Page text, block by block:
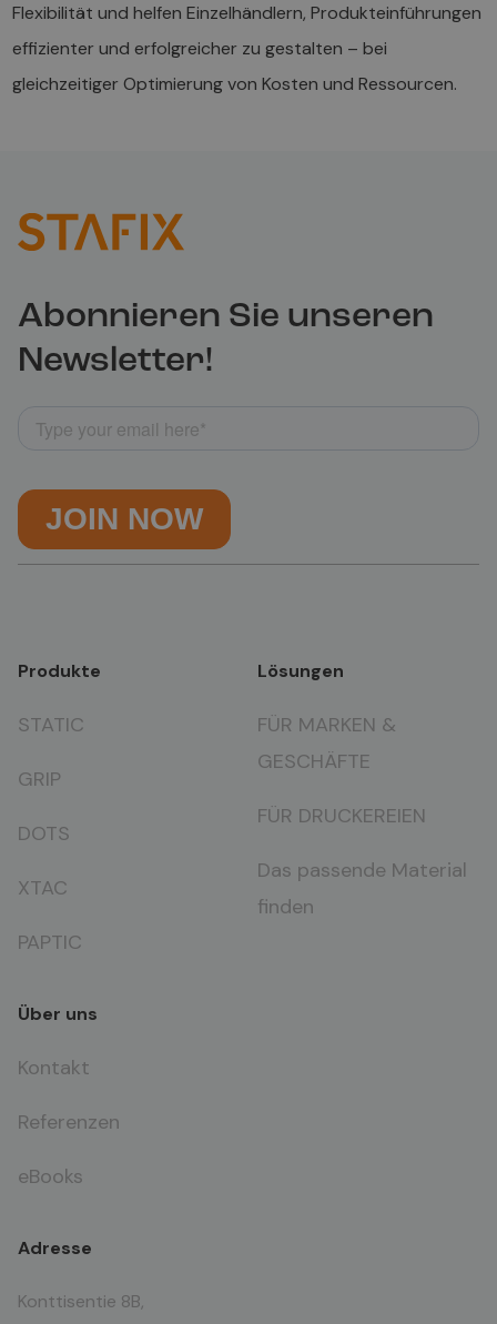
Flexibilität und helfen Einzelhändlern, Produkteinführungen
effizienter und erfolgreicher zu gestalten – bei
gleichzeitiger Optimierung von Kosten und Ressourcen.
Abonnieren Sie unseren
Newsletter!
Produkte
STATIC
GRIP
DOTS
XTAC
PAPTIC
Lösungen
FÜR MARKEN &
GESCHÄFTE
FÜR DRUCKEREIEN
Das passende Material
finden
Über uns
Kontakt
Referenzen
eBooks
Adresse
Konttisentie 8B,